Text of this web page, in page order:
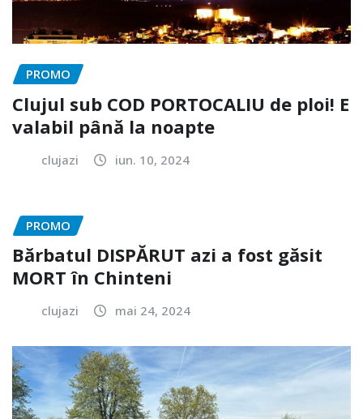
PROMO
Clujul sub COD PORTOCALIU de ploi! E
valabil până la noapte
clujazi iun. 10, 2024
PROMO
Bărbatul DISPĂRUT azi a fost găsit
MORT în Chinteni
clujazi mai 24, 2024